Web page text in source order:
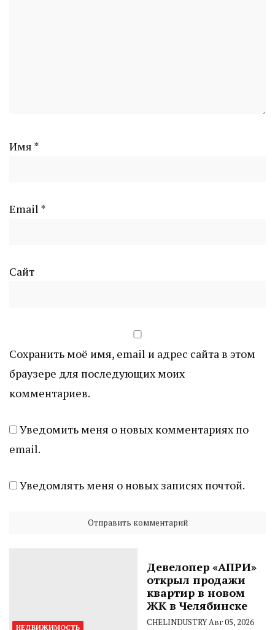
Имя *
Email *
Сайт
Сохранить моё имя, email и адрес сайта в этом
браузере для последующих моих
комментариев.
Уведомить меня о новых комментариях по
email.
Уведомлять меня о новых записях почтой.
НЕДВИЖИМОСТЬ
Девелопер «АПРИ»
открыл продажи
квартир в новом
ЖК в Челябинске
CHELINDUSTRYАвг 05, 2026